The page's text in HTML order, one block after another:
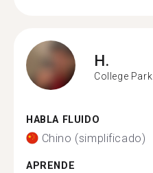
H.
College Park
HABLA FLUIDO
Chino (simplificado)
APRENDE